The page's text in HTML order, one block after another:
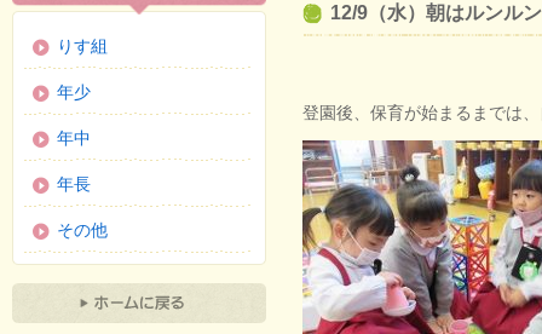
12/9（水）朝はルンル
登園後、保育が始まるまでは
りす組
年少
年中
年長
その他